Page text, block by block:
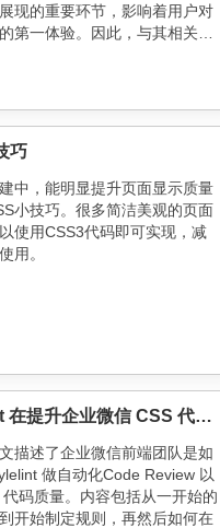
现的重要环节，影响着用户对
第一体验。因此，与其相关的
会。 笔者
巧
中，能明显提升页面显示质量
小技巧。很多简洁美观的页面
使用CSS3代码即可实现，减
用。
Stylelint 在提升企业微信 CSS 代码质量上的实践
描述了企业微信前端团队是如
做自动化Code Review 以
码质量。内容包括从一开始的
开始制定规则，再然后如何在